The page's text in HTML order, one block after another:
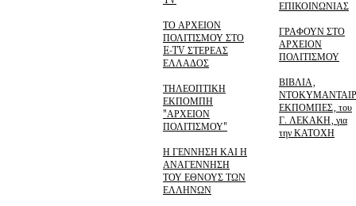
ΤΟ ΑΡΧΕΙΟΝ
ΠΟΛΙΤΙΣΜΟΥ ΣΤΟ
E-TV ΣΤΕΡΕΑΣ
ΕΛΛΑΔΟΣ
ΤΗΛΕΟΠΤΙΚΗ
ΕΚΠΟΜΠΗ
"ΑΡΧΕΙΟΝ
ΠΟΛΙΤΙΣΜΟΥ"
Η ΓΕΝΝΗΣΗ ΚΑΙ Η
ΑΝΑΓΕΝΝΗΣΗ
ΤΟΥ ΕΘΝΟΥΣ ΤΩΝ
ΕΛΛΗΝΩΝ
ΕΠΙΚΟΙΝΩΝΙΑΣ
ΓΡΑΦΟΥΝ ΣΤΟ
ΑΡΧΕΙΟΝ
ΠΟΛΙΤΙΣΜΟΥ
ΒΙΒΛΙΑ,
ΕΚΠΟΜΠΕΣ, του
Γ. ΛΕΚΑΚΗ, για
την ΚΑΤΟΧΗ